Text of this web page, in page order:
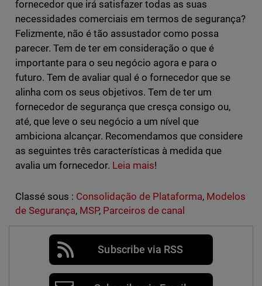
fornecedor que irá satisfazer todas as suas
necessidades comerciais em termos de segurança?
Felizmente, não é tão assustador como possa
parecer. Tem de ter em consideração o que é
importante para o seu negócio agora e para o
futuro. Tem de avaliar qual é o fornecedor que se
alinha com os seus objetivos. Tem de ter um
fornecedor de segurança que cresça consigo ou,
até, que leve o seu negócio a um nível que
ambiciona alcançar. Recomendamos que considere
as seguintes três características à medida que
avalia um fornecedor. Leia mais!
Classé sous : Consolidação de Plataforma, Modelos
de Segurança, MSP, Parceiros de canal
Subscribe via RSS